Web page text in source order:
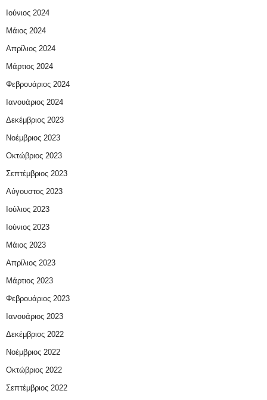
Ιούνιος 2024
Μάιος 2024
Απρίλιος 2024
Μάρτιος 2024
Φεβρουάριος 2024
Ιανουάριος 2024
Δεκέμβριος 2023
Νοέμβριος 2023
Οκτώβριος 2023
Σεπτέμβριος 2023
Αύγουστος 2023
Ιούλιος 2023
Ιούνιος 2023
Μάιος 2023
Απρίλιος 2023
Μάρτιος 2023
Φεβρουάριος 2023
Ιανουάριος 2023
Δεκέμβριος 2022
Νοέμβριος 2022
Οκτώβριος 2022
Σεπτέμβριος 2022